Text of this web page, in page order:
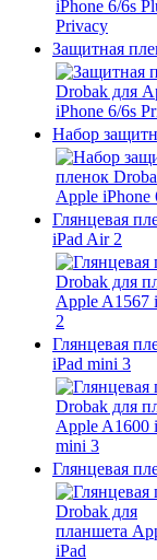
Защитная
Набор
Глянцевая
iPad Air 2
Глянцевая
iPad mini 3
Глянцевая